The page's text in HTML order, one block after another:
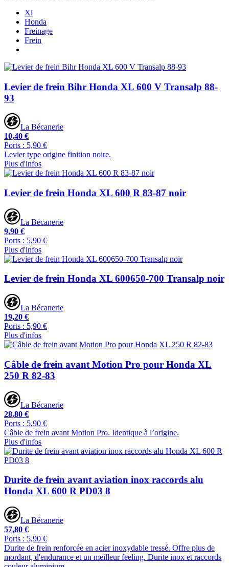
Xl
Honda
Freinage
Frein
Levier de frein Bihr Honda XL 600 V Transalp 88-
93
La Bécanerie
10,40 €
Ports : 5,90 €
Levier type origine finition noire.
Plus d'infos
Levier de frein Honda XL 600 R 83-87 noir
La Bécanerie
9,90 €
Ports : 5,90 €
Plus d'infos
Levier de frein Honda XL 600650-700 Transalp noir
La Bécanerie
19,20 €
Ports : 5,90 €
Plus d'infos
Câble de frein avant Motion Pro pour Honda XL
250 R 82-83
La Bécanerie
28,80 €
Ports : 5,90 €
Câble de frein avant Motion Pro. Identique à l’origine.
Plus d'infos
Durite de frein avant aviation inox raccords alu
Honda XL 600 R PD03 8
La Bécanerie
57,80 €
Ports : 5,90 €
Durite de frein renforcée en acier inoxydable tressé. Offre plus de
mordant, d'endurance et un meilleur feeling. Durite inox et raccords